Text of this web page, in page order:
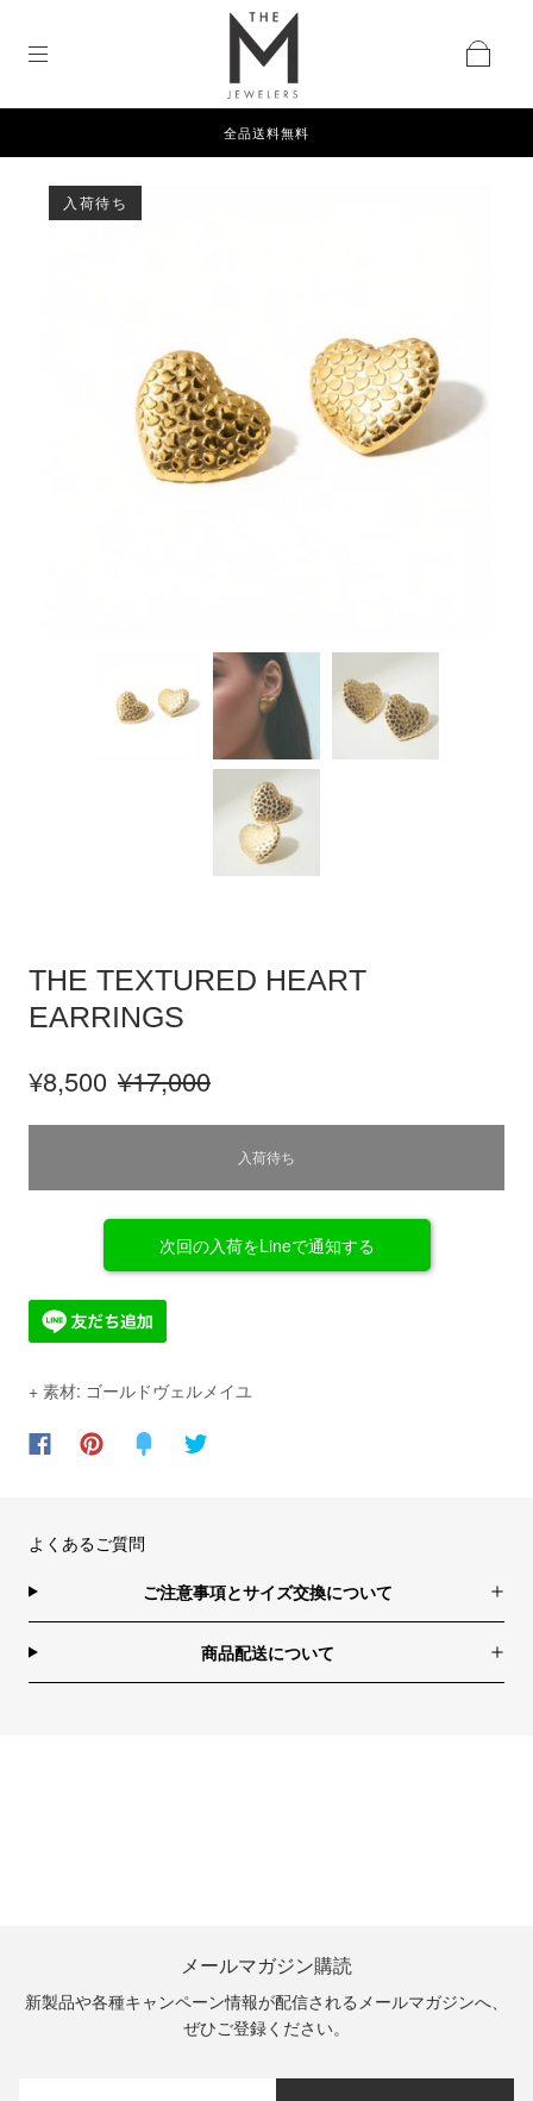
全品送料無料
入荷待ち
THE TEXTURED HEART
EARRINGS
¥8,500 ¥17,000
入荷待ち
次回の入荷をLineで通知する
+ 素材: ゴールドヴェルメイユ
よくあるご質問
ご注意事項とサイズ交換について
商品配送について
メールマガジン購読
新製品や各種キャンペーン情報が配信されるメールマガジンへ、
ぜひご登録ください。